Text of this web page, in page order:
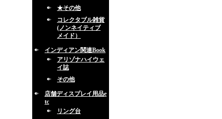
★その他
コレクタブル雑貨
(ノンネイティブ
メイド）
インディアン関連Book
アリゾナハイウェ
イ誌
その他
店舗ディスプレイ用品e
tc
リング台